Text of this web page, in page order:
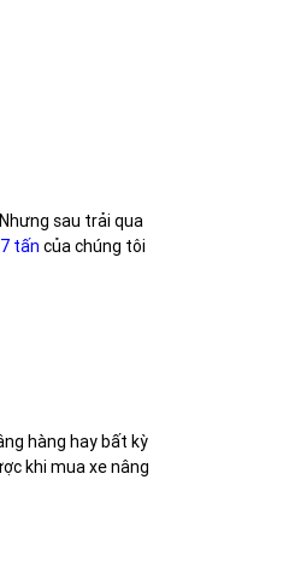
sau trải qua
tấn của chúng tôi
hàng hay bất kỳ
khi mua xe nâng